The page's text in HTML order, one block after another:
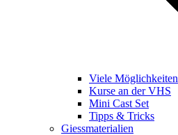
Viele Möglichkeiten
Kurse an der VHS
Mini Cast Set
Tipps & Tricks
Giessmaterialien